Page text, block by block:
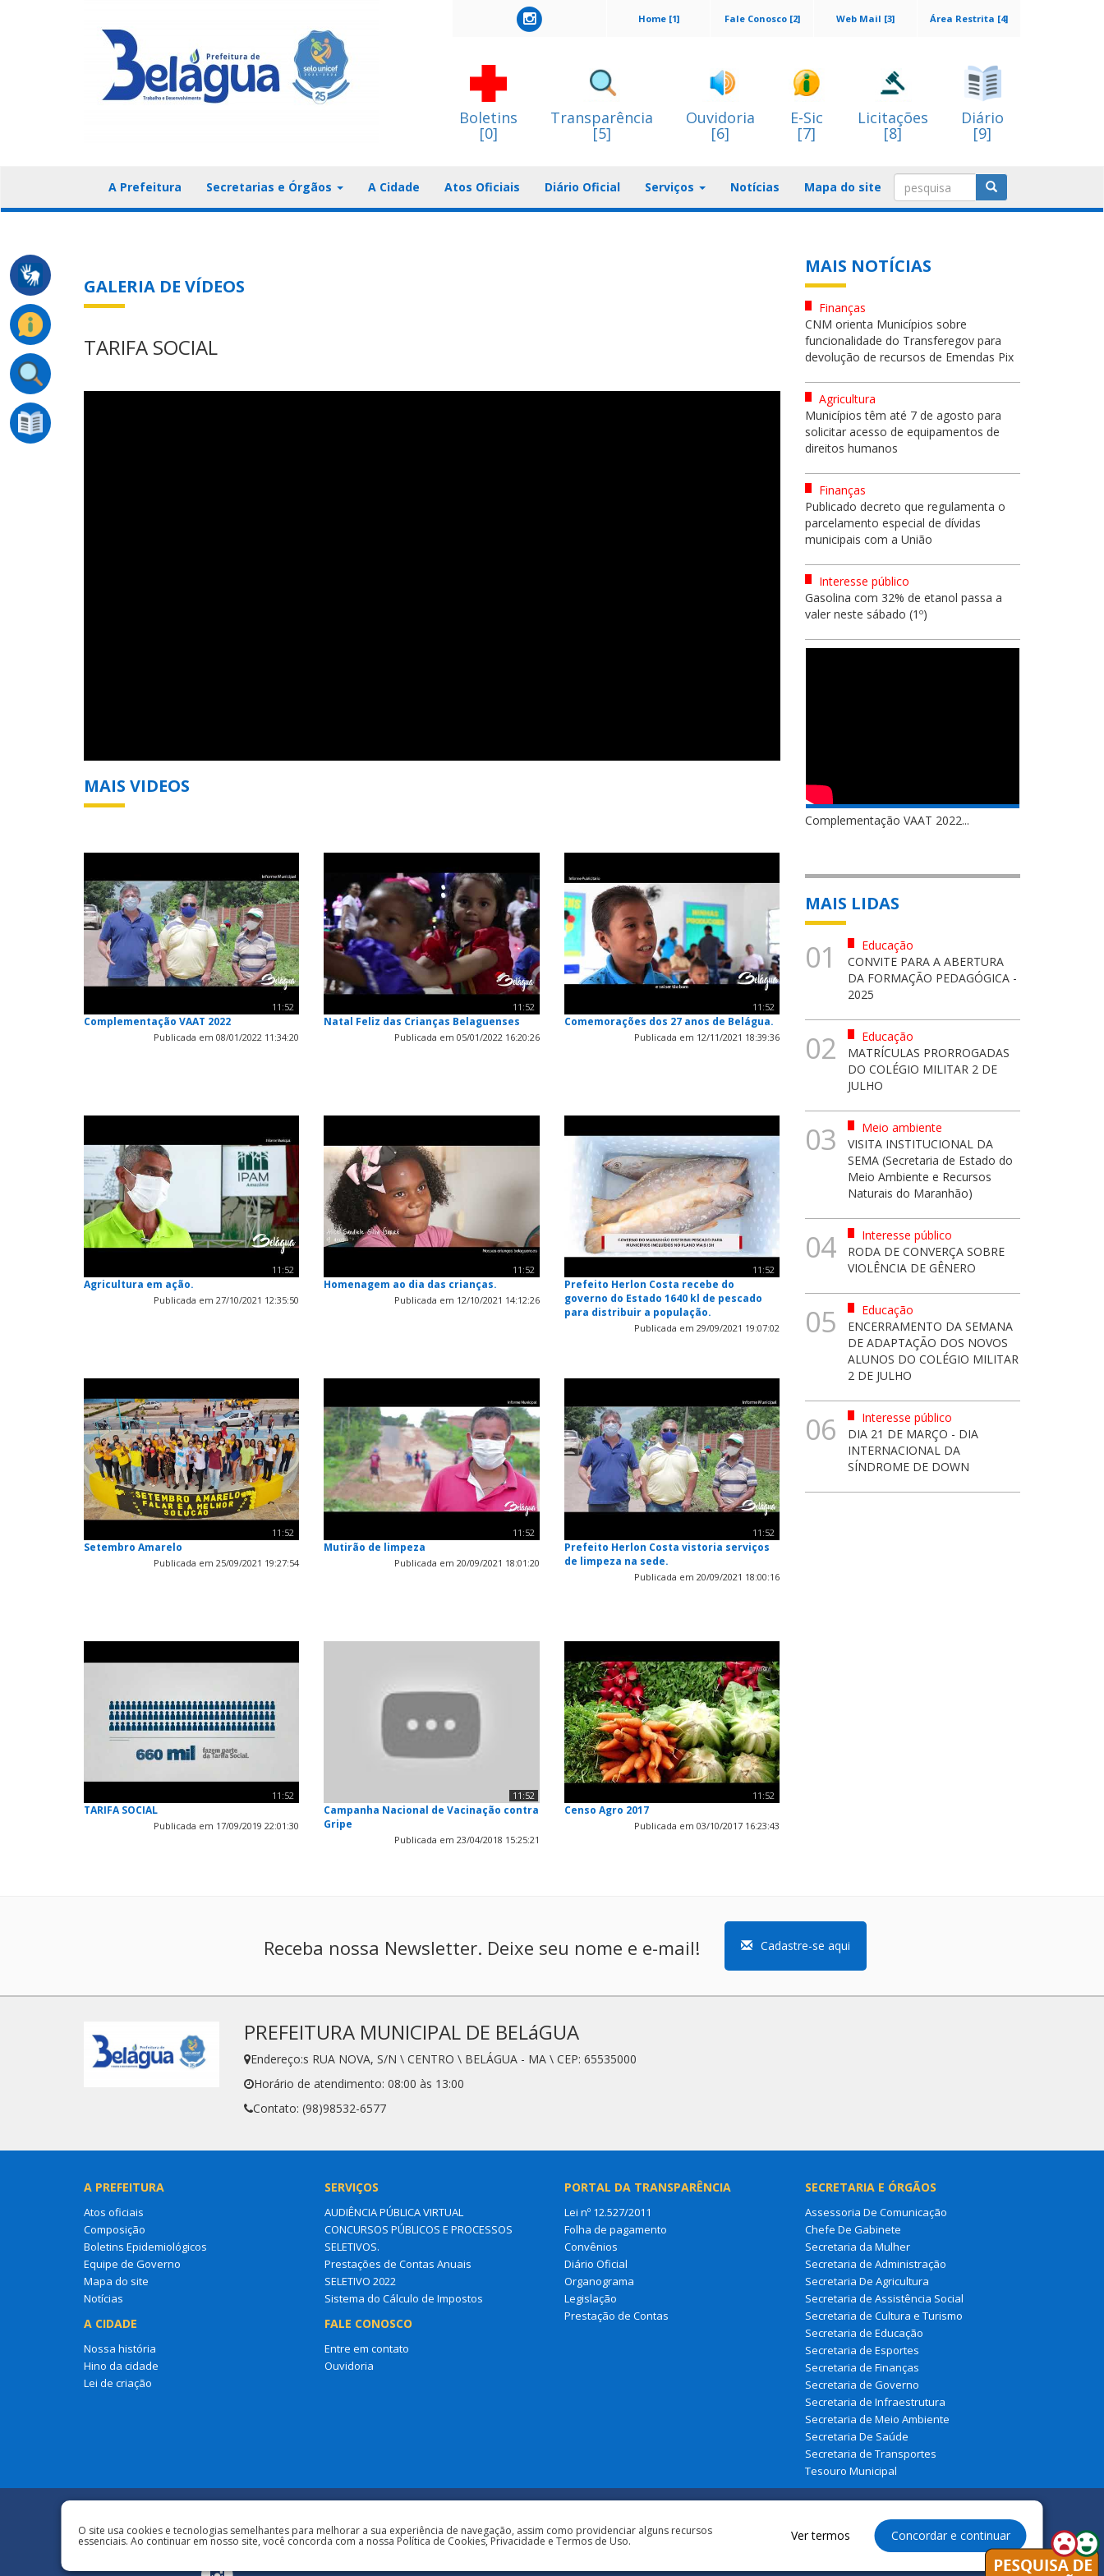
Área Restrita [4]
Web Mail [3]
Fale Conosco [2]
Home [1]
Boletins
[0]
Transparência
[5]
Ouvidoria
[6]
E-Sic
[7]
Licitações
[8]
Diário
[9]
A Prefeitura Secretarias e Órgãos A Cidade Atos Oficiais Diário Oficial Serviços Notícias Mapa do site
GALERIA DE VÍDEOS
TARIFA SOCIAL
MAIS VIDEOS
11:52
Complementação VAAT 2022
Publicada em 08/01/2022 11:34:20
11:52
Natal Feliz das Crianças Belaguenses
Publicada em 05/01/2022 16:20:26
11:52
Comemorações dos 27 anos de Belágua.
Publicada em 12/11/2021 18:39:36
11:52
Agricultura em ação.
Publicada em 27/10/2021 12:35:50
11:52
Homenagem ao dia das crianças.
Publicada em 12/10/2021 14:12:26
11:52
Prefeito Herlon Costa recebe do
governo do Estado 1640 kl de pescado
para distribuir a população.
Publicada em 29/09/2021 19:07:02
11:52
Setembro Amarelo
Publicada em 25/09/2021 19:27:54
11:52
Mutirão de limpeza
Publicada em 20/09/2021 18:01:20
11:52
Prefeito Herlon Costa vistoria serviços
de limpeza na sede.
Publicada em 20/09/2021 18:00:16
11:52
TARIFA SOCIAL
Publicada em 17/09/2019 22:01:30
11:52
Campanha Nacional de Vacinação contra
Gripe
Publicada em 23/04/2018 15:25:21
11:52
Censo Agro 2017
Publicada em 03/10/2017 16:23:43
MAIS NOTÍCIAS
Finanças
CNM orienta Municípios sobre
funcionalidade do Transferegov para
devolução de recursos de Emendas Pix
Agricultura
Municípios têm até 7 de agosto para
solicitar acesso de equipamentos de
direitos humanos
Finanças
Publicado decreto que regulamenta o
parcelamento especial de dívidas
municipais com a União
Interesse público
Gasolina com 32% de etanol passa a
valer neste sábado (1º)
Complementação VAAT 2022...
MAIS LIDAS
01
Educação
CONVITE PARA A ABERTURA
DA FORMAÇÃO PEDAGÓGICA -
2025
02
Educação
MATRÍCULAS PRORROGADAS
DO COLÉGIO MILITAR 2 DE
JULHO
03
Meio ambiente
VISITA INSTITUCIONAL DA
SEMA (Secretaria de Estado do
Meio Ambiente e Recursos
Naturais do Maranhão)
04
Interesse público
RODA DE CONVERÇA SOBRE
VIOLÊNCIA DE GÊNERO
05
Educação
ENCERRAMENTO DA SEMANA
DE ADAPTAÇÃO DOS NOVOS
ALUNOS DO COLÉGIO MILITAR
2 DE JULHO
06
Interesse público
DIA 21 DE MARÇO - DIA
INTERNACIONAL DA
SÍNDROME DE DOWN
Receba nossa Newsletter. Deixe seu nome e e-mail! Cadastre-se aqui
PREFEITURA MUNICIPAL DE BELáGUA
Endereço:s RUA NOVA, S/N \ CENTRO \ BELÁGUA - MA \ CEP: 65535000
Horário de atendimento: 08:00 às 13:00
Contato: (98)98532-6577
A PREFEITURA
Atos oficiais
Composição
Boletins Epidemiológicos
Equipe de Governo
Mapa do site
Notícias
A CIDADE
Nossa história
Hino da cidade
Lei de criação
SERVIÇOS
AUDIÊNCIA PÚBLICA VIRTUAL
CONCURSOS PÚBLICOS E PROCESSOS
SELETIVOS.
Prestações de Contas Anuais
SELETIVO 2022
Sistema do Cálculo de Impostos
FALE CONOSCO
Entre em contato
Ouvidoria
PORTAL DA TRANSPARÊNCIA
Lei nº 12.527/2011
Folha de pagamento
Convênios
Diário Oficial
Organograma
Legislação
Prestação de Contas
SECRETARIA E ÓRGÃOS
Assessoria De Comunicação
Chefe De Gabinete
Secretaria da Mulher
Secretaria de Administração
Secretaria De Agricultura
Secretaria de Assistência Social
Secretaria de Cultura e Turismo
Secretaria de Educação
Secretaria de Esportes
Secretaria de Finanças
Secretaria de Governo
Secretaria de Infraestrutura
Secretaria de Meio Ambiente
Secretaria De Saúde
Secretaria de Transportes
Tesouro Municipal
Redes Sociais Todos os direitos reservados à Prefeitura Municipal de Belágua
O site usa cookies e tecnologias semelhantes para melhorar a sua experiência de navegação, assim como providenciar alguns recursos
essenciais. Ao continuar em nosso site, você concorda com a nossa Política de Cookies, Privacidade e Termos de Uso. Ver termos Concordar e continuar